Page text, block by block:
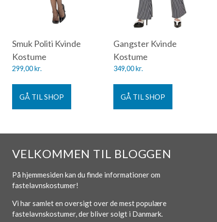
Smuk Politi Kvinde
Kostume
299,00kr.
GÅ TIL SHOP
Gangster Kvinde
Kostume
349,00kr.
GÅ TIL SHOP
VELKOMMEN TIL BLOGGEN
På hjemmesiden kan du finde informationer om
fastelavnskostumer!
Vi har samlet en oversigt over de mest populære
fastelavnskostumer, der bliver solgt i Danmark.